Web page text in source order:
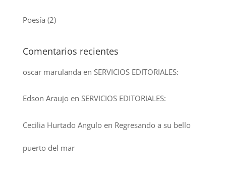
Poesía (2)
Comentarios recientes
oscar marulanda en SERVICIOS EDITORIALES:
Edson Araujoen SERVICIOS EDITORIALES:
Cecilia Hurtado Anguloen Regresando a su bello
puerto del mar